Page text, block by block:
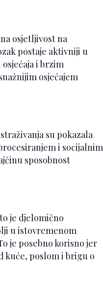
osjetljivost na
postaje aktivniji u
i brzim
osjećajem
su pokazala
i socijalnim
sposobnost
je djelomično
u istovremenom
je posebno korisno jer
kuće, poslom i brigu o